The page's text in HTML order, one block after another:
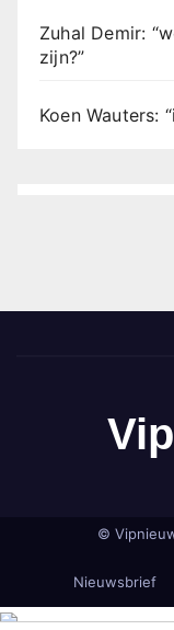
Zuhal Demir:
zijn?”
Koen Wauters:
©
Nieuwsbrief